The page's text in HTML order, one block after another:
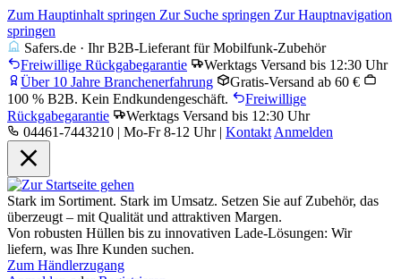
Zum Hauptinhalt springen Zur Suche springen Zur Hauptnavigation
springen
Safers.de · Ihr B2B-Lieferant für Mobilfunk-Zubehör
Freiwillige Rückgabegarantie
Werktags Versand bis 12:30 Uhr
Über 10 Jahre Branchenerfahrung
Gratis-Versand ab 60 €
100 % B2B. Kein Endkundengeschäft.
Freiwillige
Rückgabegarantie
Werktags Versand bis 12:30 Uhr
04461-7443210 | Mo-Fr 8-12 Uhr | Kontakt Anmelden
Stark im Sortiment. Stark im Umsatz. Setzen Sie auf Zubehör, das
überzeugt – mit Qualität und attraktiven Margen.
Von robusten Hüllen bis zu innovativen Lade-Lösungen: Wir
liefern, was Ihre Kunden suchen.
Zum Händlerzugang